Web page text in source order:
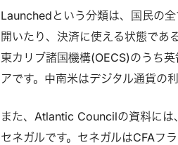
Launchedという分類は、国民の
開いたり、決済に使える状態であ
東カリブ諸国機構(OECS)のうち
アです。中南米はデジタル通貨の
また、Atlantic Councilの資料には
セネガルです。セネガルはCFAフ